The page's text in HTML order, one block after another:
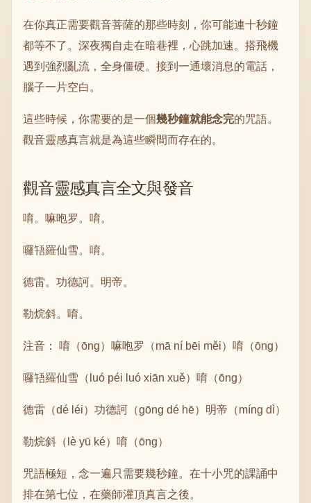
在你真正需要觀音菩薩的那些時刻，你可能連十秒鐘
都等不了。深夜獨自走在暗巷裡，心跳加速。搭飛機
遇到強烈亂流，全身僵硬。接到一通壞消息的電話，
腦子一片空白。
這些時候，你需要的是一個幾秒鐘就能念完的咒語。
觀音靈感真言就是為這些瞬間而存在的。
觀音靈感真言全文與發音
唷。嘛咆罗。唷。
囉啎羅仙雪。唷。
德雷。功德訶。明帝。
勒烷斜。唷。
注音： 唷（ōng）嘛咆罗（mā ní bēi měi）唷（ōng）
囉啎羅仙雪（luó péi luó xiān xuě）唷（ōng）
德雷（dé léi）功德訶（gōng dé hē）明帝（míng dì）
勒烷斜（lè yū ké）唷（ōng）
咒語極短，念一遍只需要幾秒鐘。在十小咒的課誦中
排在第七位，在藥師灌頂真言之後。